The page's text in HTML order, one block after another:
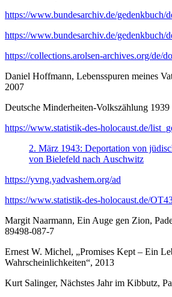
https://www.bundesarchiv.de/gedenkbuch/
https://www.bundesarchiv.de/gedenkbuch/
https://collections.arolsen-archives.org/de/
Daniel Hoffmann, Lebensspuren meines
2007
Deutsche Minderheiten-Volkszählung 1939
https://www.statistik-des-holocaust.de/
2. März 1943: Deportation von
von Bielefeld nach Auschwitz
https://yvng.yadvashem.org/ad
https://www.statistik-des-holocaust.de/
Margit Naarmann, Ein Auge gen Zion,
89498-087-7
Ernest W. Michel, „Promises Kept – Ein
Wahrscheinlichkeiten“, 2013
Kurt Salinger, Nächstes Jahr im Kibbutz,